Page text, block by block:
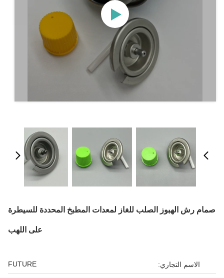
صمام رش الهبوز الصلب للغاز لمعدات المطبخ المحددة للسيطرة
على اللهب
الاسم التجاري: FUTURE